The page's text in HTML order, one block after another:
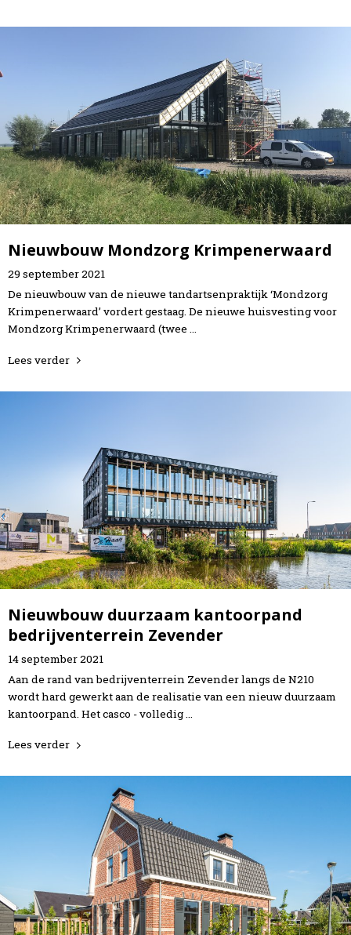
Expertises
Actueel
Over Verstoep
Neem contact op
Neem contact op
Nieuwbouw Mondzorg Krimpenerwaard
29 september2021
De nieuwbouw van de nieuwe tandartsenpraktijk ‘Mondzorg
Krimpenerwaard’ vordert gestaag. De nieuwe huisvesting voor
Mondzorg Krimpenerwaard (twee …
Lees verder
Nieuwbouw duurzaam kantoorpand
bedrijventerrein Zevender
14september2021
Aan de rand van bedrijventerrein Zevender langs de N210
wordt hard gewerkt aan de realisatie van een nieuw duurzaam
kantoorpand. Het casco - volledig …
Lees verder